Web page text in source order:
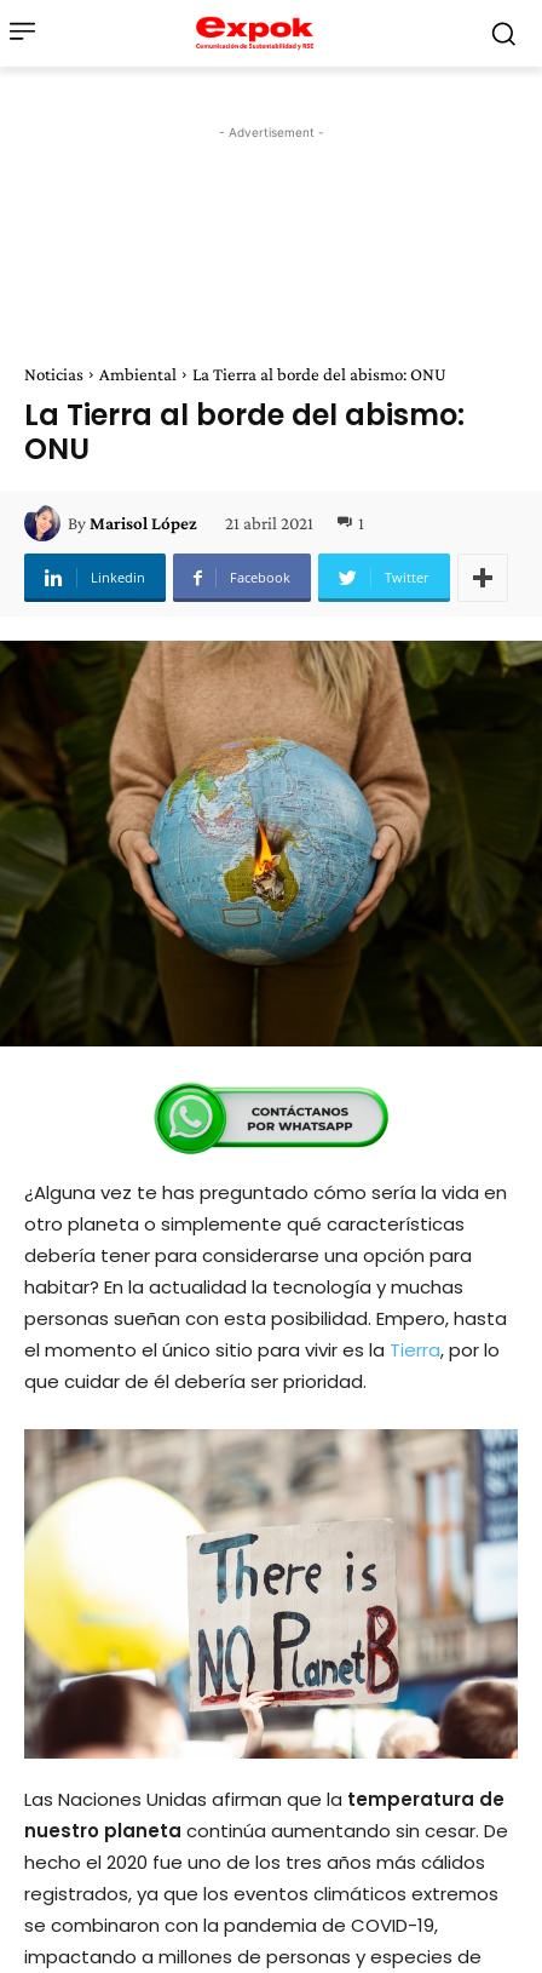
- Advertisement -
Noticias Ambiental La Tierra al borde del abismo: ONU
La Tierra al borde del abismo:
ONU
ByMarisol López 21 abril 2021 1
Linkedin Facebook Twitter
¿Alguna vez te has preguntado cómo sería la vida en
otro planeta o simplemente qué características
debería tener para considerarse una opción para
habitar? En la actualidad la tecnología y muchas
personas sueñan con esta posibilidad. Empero, hasta
el momento el único sitio para vivir es la Tierra, por lo
que cuidar de él debería ser prioridad.
Las Naciones Unidas afirman que la temperatura de
nuestro planeta continúa aumentando sin cesar. De
hecho el 2020 fue uno de los tres años más cálidos
registrados, ya que los eventos climáticos extremos
se combinaron con la pandemia de COVID-19,
impactando a millones de personas y especies de